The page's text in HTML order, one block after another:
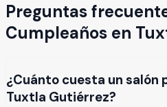
Preguntas
Cumpleaños en
¿Cuánto cuesta un salón
Tuxtla Gutiérrez?